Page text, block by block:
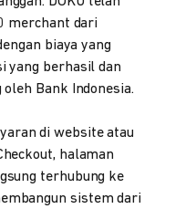
merchant dari
biaya yang
yang berhasil dan
Bank Indonesia.
di website atau
halaman
terhubung ke
sistem dari